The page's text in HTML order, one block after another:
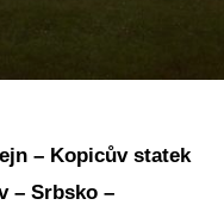
– Kopicův statek
– Srbsko –